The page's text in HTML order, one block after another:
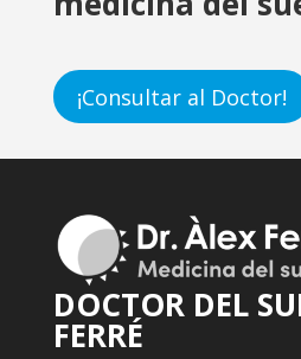
¡Consultar al Doctor!
DOCTOR DEL
FERRÉ